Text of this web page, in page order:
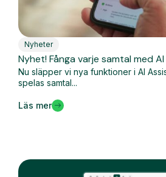
Nyheter
Nyhet! Fånga varje samtal med
Nu släpper vi nya funktioner i AI
spelas samtal...
Läs mer